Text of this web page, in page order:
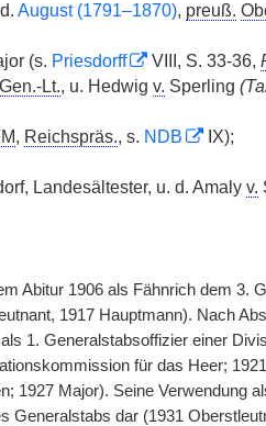
August (1791–1870), preuß.
(s. Priesdorff VIII, S. 33-36,
Gen.-Lt., u. Hedwig v. Sperling
, Reichspräs., s. NDB
IX);
Landesältester, u. d. Amaly v.
Abitur 1906 als Fähnrich dem 3.
1917 Hauptmann). Nach
1. Generalstabsoffizier einer
für das Heer;
1927 Major). Seine Verwendung
Generalstabs dar (1931